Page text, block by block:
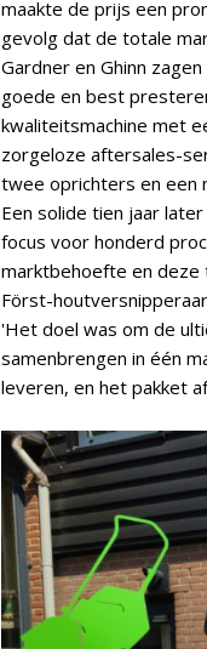
maakte de prijs een
gevolg dat de totale
Gardner en Ghinn
goede en best
kwaliteitsmachine met
zorgeloze aftersales-
twee oprichters en een
Een solide tien jaar
focus voor honderd
marktbehoefte en deze
Först-
'Het doel was om de
samenbrengen in één
leveren, en het pakket